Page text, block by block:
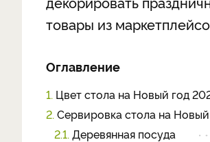
товары из
Оглавление
1. Цвет стола на Новый год
2. Сервировка стола на
2.1. Деревянная посуда